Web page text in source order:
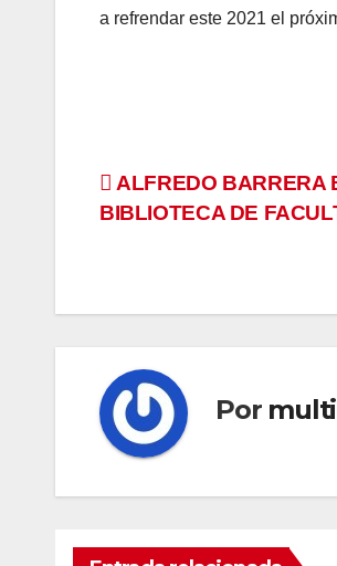
a refrendar este 2021 el
Navegación
ALFREDO BARRERA
BIBLIOTECA DE
Por